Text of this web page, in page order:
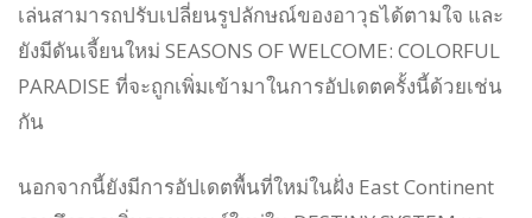
เล่นสามารถปรับเปลี่ยนรูปลักษณ์ของอาวุธได้ตามใจ และ
ยังมีดันเจี้ยนใหม่ SEASONS OF WELCOME: COLORFUL
PARADISE ที่จะถูกเพิ่มเข้ามาในการอัปเดตครั้งนี้ด้วยเช่น
กัน
นอกจากนี้ยังมีการอัปเดตพื้นที่ใหม่ในฝั่ง East Continent